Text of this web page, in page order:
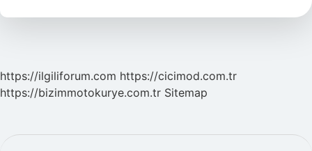
https://ilgiliforum.com https://cicimod.com.tr
https://bizimmotokurye.com.tr Sitemap